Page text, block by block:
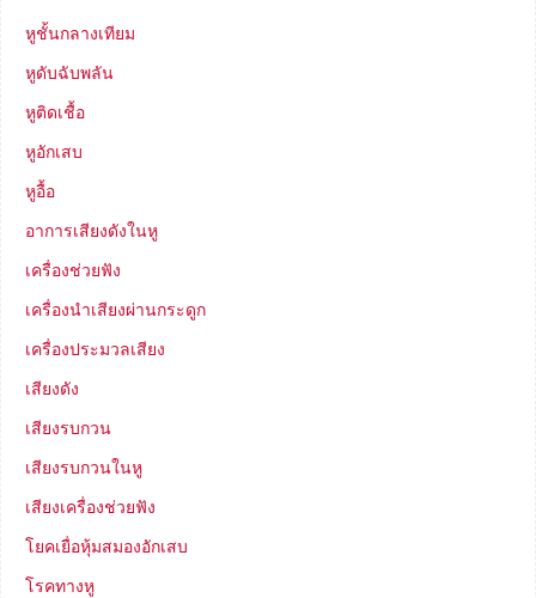
หูชั้นกลางเทียม
หูดับฉับพลัน
หูติดเชื้อ
หูอักเสบ
หูอื้อ
อาการเสียงดังในหู
เครื่องช่วยฟัง
เครื่องนำเสียงผ่านกระดูก
เครื่องประมวลเสียง
เสียงดัง
เสียงรบกวน
เสียงรบกวนในหู
เสียงเครื่องช่วยฟัง
โยคเยื่อหุ้มสมองอักเสบ
โรคทางหู